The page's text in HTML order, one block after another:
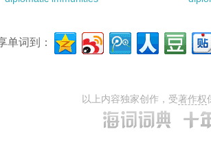
单词到：
以上内容独家创作，受著作权